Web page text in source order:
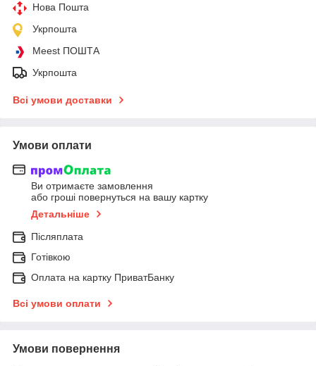
Нова Пошта
Укрпошта
Meest ПОШТА
Укрпошта
Всі умови доставки
Умови оплати
Ви отримаєте замовлення
або гроші повернуться на вашу картку
Детальніше
Післяплата
Готівкою
Оплата на картку ПриватБанку
Всі умови оплати
Умови повернення